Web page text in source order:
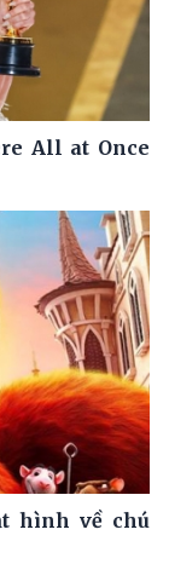
All at Once
hình về chú